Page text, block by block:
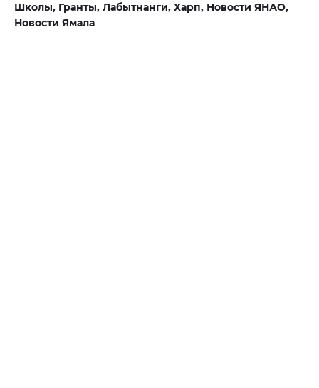
Школы, Гранты, Лабытнанги, Харп, Новости ЯНАО,
Новости Ямала